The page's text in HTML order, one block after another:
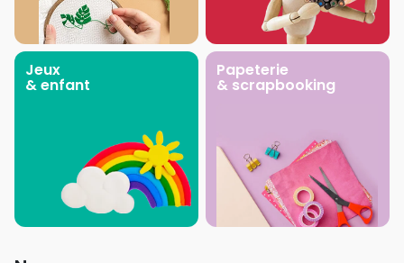
Jeux
& enfant
Papeterie
& scrapbooking